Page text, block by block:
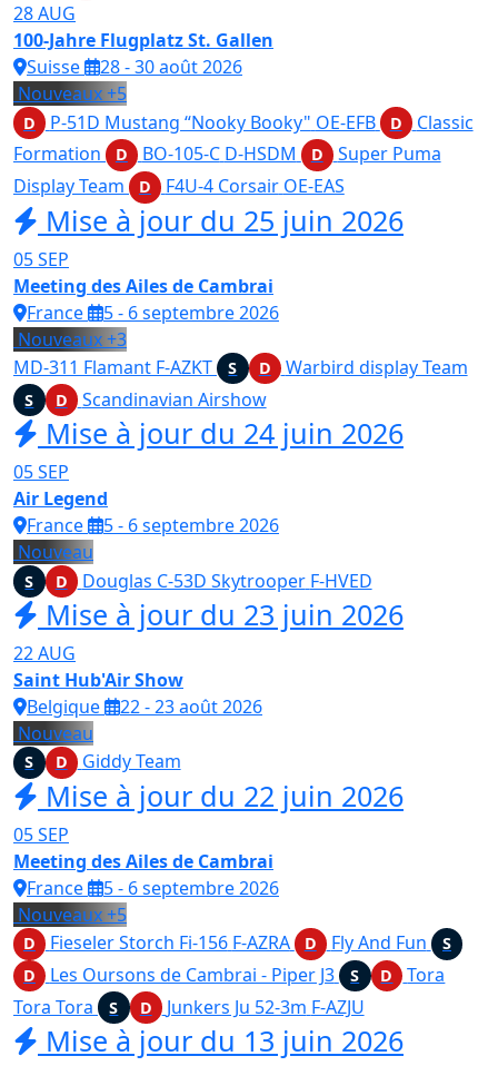
28AUG
100-Jahre Flugplatz St. Gallen
Suisse
28 - 30 août 2026
Nouveaux+5
D P-51D Mustang “Nooky Booky" OE-EFB D
Classic
Formation
D BO-105-C D-HSDM D
Super Puma
Display Team
D F4U-4 Corsair OE-EAS
Mise à jour du 25 juin 2026
05SEP
Meeting des Ailes de Cambrai
France
5 - 6 septembre 2026
Nouveaux+3
MD-311 Flamant F-AZKT S D Warbird display Team
S D Scandinavian Airshow
Mise à jour du 24 juin 2026
05SEP
Air Legend
France
5 - 6 septembre 2026
Nouveau
S D Douglas C-53D Skytrooper F-HVED
Mise à jour du 23 juin 2026
22AUG
Saint Hub'Air Show
Belgique
22 - 23 août 2026
Nouveau
S D Giddy Team
Mise à jour du 22 juin 2026
05SEP
Meeting des Ailes de Cambrai
France
5 - 6 septembre 2026
Nouveaux+5
D Fieseler Storch Fi-156 F-AZRA D Fly And Fun
S
D
Les Oursons de Cambrai - Piper J3 S D
Tora
Tora Tora
S D Junkers Ju 52-3m F-AZJU
Mise à jour du 13 juin 2026